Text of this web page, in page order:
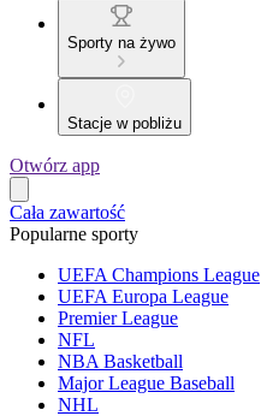
Sporty na żywo
Stacje w pobliżu
Otwórz app
Cała zawartość
Popularne sporty
UEFA Champions League
UEFA Europa League
Premier League
NFL
NBA Basketball
Major League Baseball
NHL